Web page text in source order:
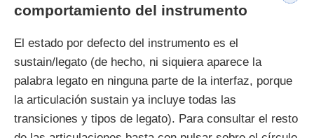
comportamiento del instrumento
El estado por defecto del instrumento es el
sustain/legato (de hecho, ni siquiera aparece la
palabra legato en ninguna parte de la interfaz, porque
la articulación sustain ya incluye todas las
transiciones y tipos de legato). Para consultar el resto